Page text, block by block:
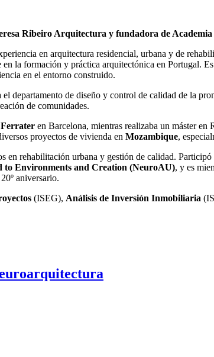
Ribeiro Arquitectura y fundadora de
en arquitectura residencial, urbana y de
la formación y práctica arquitectónica en Portugal.
en el entorno construido.
departamento de diseño y control de calidad de la
de comunidades.
en Barcelona, mientras realizaba un máster
proyectos de vivienda en Mozambique,
en rehabilitación urbana y gestión de calidad. Participó
to Environments and Creation (NeuroAU), y es
aniversario.
(ISEG), Análisis de Inversión Inmobiliaria